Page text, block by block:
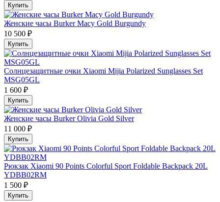
Купить
Женские часы Burker Macy Gold Burgundy
10 500 ₽
Купить
Солнцезащитные очки Xiaomi Mijia Polarized Sunglasses Set
MSG05GL
1 600 ₽
Купить
Женские часы Burker Olivia Gold Silver
11 000 ₽
Купить
Рюкзак Xiaomi 90 Points Colorful Sport Foldable Backpack 20L
YDBB02RM
1 500 ₽
Купить